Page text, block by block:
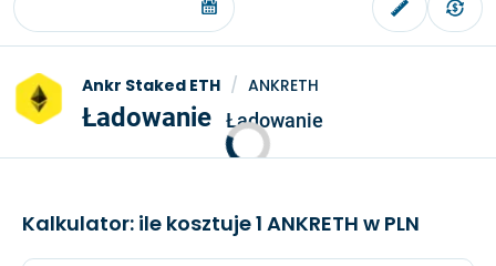
Ankr Staked ETH / ANKRETH
Ładowanie Ładowanie
Kalkulator: ile kosztuje 1 ANKRETH w PLN